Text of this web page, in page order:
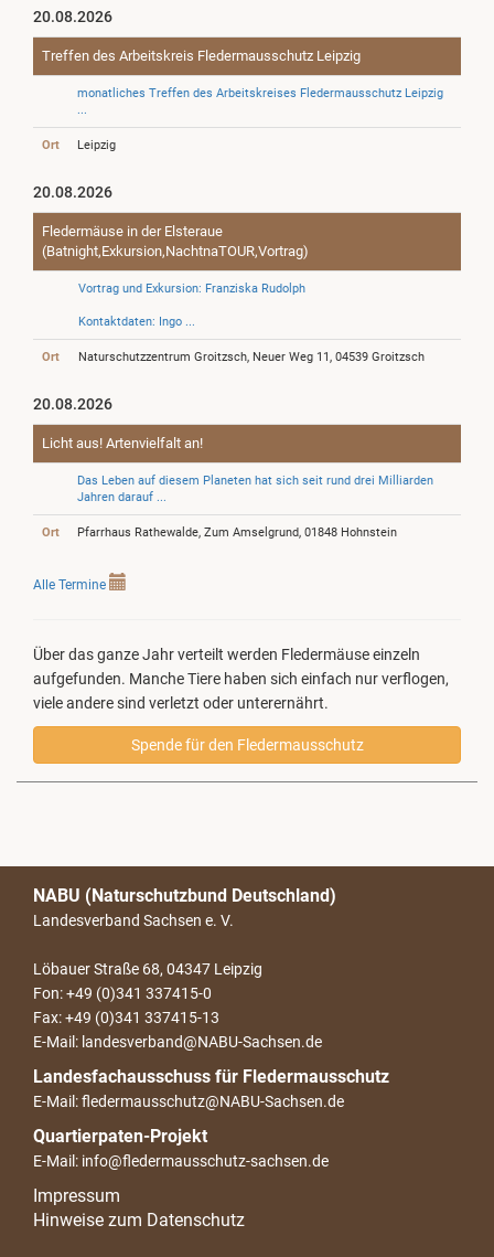
20.08.2026
Treffen des Arbeitskreis Fledermausschutz Leipzig
monatliches Treffen des Arbeitskreises Fledermausschutz Leipzig
...
Ort Leipzig
20.08.2026
Fledermäuse in der Elsteraue
(Batnight,Exkursion,NachtnaTOUR,Vortrag)
Vortrag und Exkursion: Franziska Rudolph
Kontaktdaten: Ingo ...
Ort Naturschutzzentrum Groitzsch, Neuer Weg 11, 04539 Groitzsch
20.08.2026
Licht aus! Artenvielfalt an!
Das Leben auf diesem Planeten hat sich seit rund drei Milliarden
Jahren darauf ...
Ort Pfarrhaus Rathewalde, Zum Amselgrund, 01848 Hohnstein
Alle Termine
Über das ganze Jahr verteilt werden Fledermäuse einzeln
aufgefunden. Manche Tiere haben sich einfach nur verflogen,
viele andere sind verletzt oder unterernährt.
Spende für den Fledermausschutz
NABU (Naturschutzbund Deutschland)
Landesverband Sachsen e. V.
Löbauer Straße 68, 04347 Leipzig
Fon: +49 (0)341 337415-0
Fax: +49 (0)341 337415-13
E-Mail: landesverband@NABU-Sachsen.de
Landesfachausschuss für Fledermausschutz
E-Mail: fledermausschutz@NABU-Sachsen.de
Quartierpaten-Projekt
E-Mail: info@fledermausschutz-sachsen.de
Impressum
Hinweise zum Datenschutz